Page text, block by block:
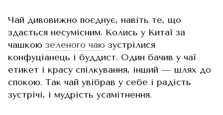
Чай дивовижно поєднує, навіть те, що
здається несумісним. Колись у Китаї за
чашкою зеленого чаю зустрілися
конфуціанець і буддист. Один бачив у чаї
етикет і красу спілкування, інший — шлях до
спокою. Так чай увібрав у себе і радість
зустрічі, і мудрість усамітнення.